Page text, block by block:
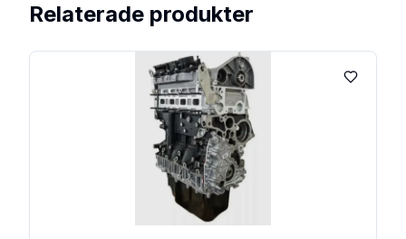
Relaterade produkter
Lägg till